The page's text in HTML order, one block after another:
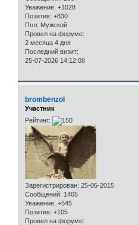
Уважение: +1028
Позитив: +830
Пол: Мужской
Провел на форуме:
2 месяца 4 дня
Последний визит:
25-07-2026 14:12:08
brombenzol
Участник
Рейтинг:
Зарегистрирован: 25-05-2015
Сообщений: 1405
Уважение: +545
Позитив: +105
Провел на форуме: